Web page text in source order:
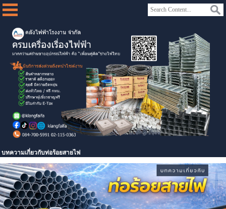
บทความเกี่ยวกับท่อร้อยสายไฟ